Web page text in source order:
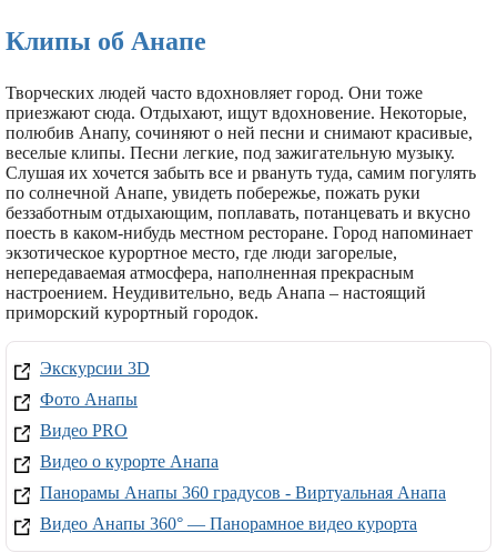
Клипы об Анапе
Творческих людей часто вдохновляет город. Они тоже
приезжают сюда. Отдыхают, ищут вдохновение. Некоторые,
полюбив Анапу, сочиняют о ней песни и снимают красивые,
веселые клипы. Песни легкие, под зажигательную музыку.
Слушая их хочется забыть все и рвануть туда, самим погулять
по солнечной Анапе, увидеть побережье, пожать руки
беззаботным отдыхающим, поплавать, потанцевать и вкусно
поесть в каком-нибудь местном ресторане. Город напоминает
экзотическое курортное место, где люди загорелые,
непередаваемая атмосфера, наполненная прекрасным
настроением. Неудивительно, ведь Анапа – настоящий
приморский курортный городок.
Экскурсии 3D
Фото Анапы
Видео PRO
Видео о курорте Анапа
Панорамы Анапы 360 градусов - Виртуальная Анапа
Видео Анапы 360° — Панорамное видео курорта